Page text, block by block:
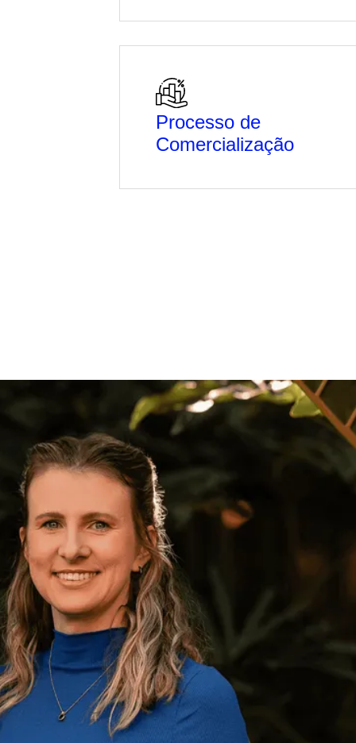
Processo de
Comercialização